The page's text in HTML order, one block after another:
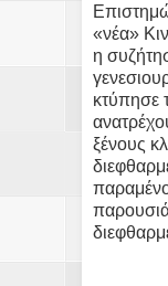
«νέα»
η
κτύπησε
ξένους